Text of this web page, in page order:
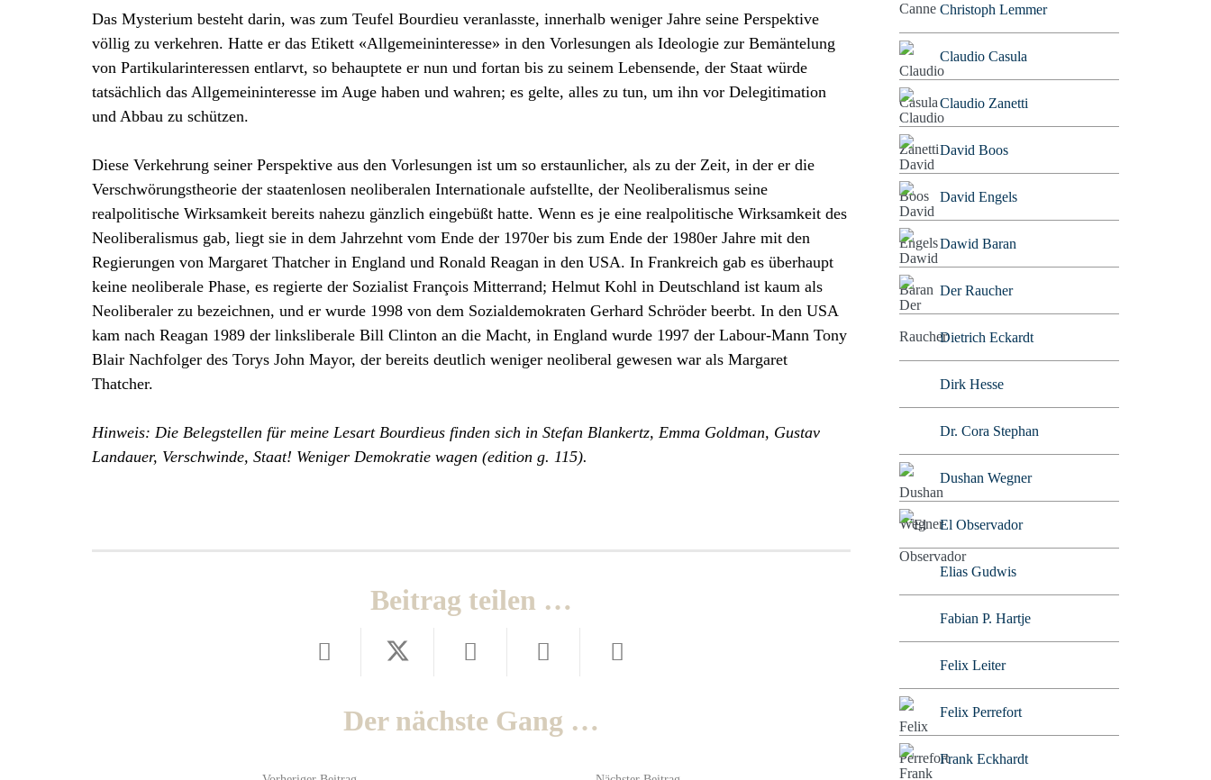
Das Mysterium besteht darin, was zum Teufel Bourdieu veranlasste, innerhalb weniger Jahre seine Perspektive
völlig zu verkehren. Hatte er das Etikett «Allgemeininteresse» in den Vorlesungen als Ideologie zur Bemäntelung
von Partikularinteressen entlarvt, so behauptete er nun und fortan bis zu seinem Lebensende, der Staat würde
tatsächlich das Allgemeininteresse im Auge haben und wahren; es gelte, alles zu tun, um ihn vor Delegitimation
und Abbau zu schützen.
Diese Verkehrung seiner Perspektive aus den Vorlesungen ist um so erstaunlicher, als zu der Zeit, in der er die
Verschwörungstheorie der staatenlosen neoliberalen Internationale aufstellte, der Neoliberalismus seine
realpolitische Wirksamkeit bereits nahezu gänzlich eingebüßt hatte. Wenn es je eine realpolitische Wirksamkeit des
Neoliberalismus gab, liegt sie in dem Jahrzehnt vom Ende der 1970er bis zum Ende der 1980er Jahre mit den
Regierungen von Margaret Thatcher in England und Ronald Reagan in den USA. In Frankreich gab es überhaupt
keine neoliberale Phase, es regierte der Sozialist François Mitterrand; Helmut Kohl in Deutschland ist kaum als
Neoliberaler zu bezeichnen, und er wurde 1998 von dem Sozialdemokraten Gerhard Schröder beerbt. In den USA
kam nach Reagan 1989 der linksliberale Bill Clinton an die Macht, in England wurde 1997 der Labour-Mann Tony
Blair Nachfolger des Torys John Mayor, der bereits deutlich weniger neoliberal gewesen war als Margaret
Thatcher.
Hinweis: Die Belegstellen für meine Lesart Bourdieus finden sich in Stefan Blankertz, Emma Goldman, Gustav
Landauer, Verschwinde, Staat! Weniger Demokratie wagen (edition g. 115).
Beitrag teilen …
Der nächste Gang …
Christoph Lemmer
Claudio Casula
Claudio Zanetti
David Boos
David Engels
Dawid Baran
Der Raucher
Dietrich Eckardt
Dirk Hesse
Dr. Cora Stephan
Dushan Wegner
El Observador
Elias Gudwis
Fabian P. Hartje
Felix Leiter
Felix Perrefort
Frank Eckhardt